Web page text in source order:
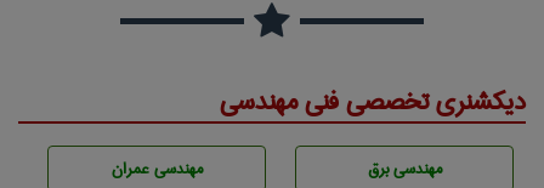
دیکشنری تخصصی فنی مهندسی
مهندسی برق مهندسی عمران